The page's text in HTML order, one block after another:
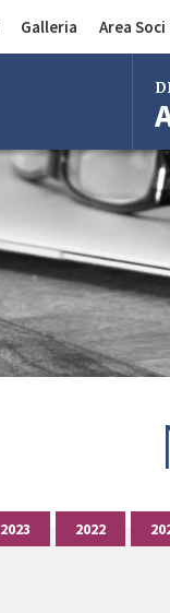
Galleria
Divisione Bus
Area Soci
2023 2022